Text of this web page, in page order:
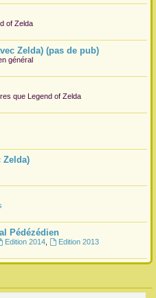
of Zelda
Zelda) (pas de pub)
général
que Legend of Zelda
Zelda)
Pédézédien
Edition 2014,
Edition 2013